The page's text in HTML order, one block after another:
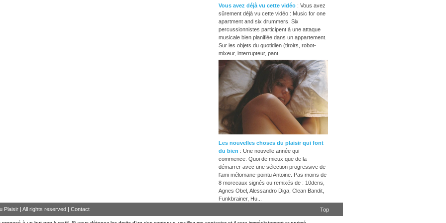
Vous avez déjà vu cette vidéo : Vous avez
sûrement déjà vu cette vidéo : Music for one
apartment and six drummers. Six
percussionnistes participent à une attaque
musicale bien planifiée dans un appartement.
Sur les objets du quotidien (tiroirs, robot-
mixeur, interrupteur, pant...
Les nouvelles choses du plaisir qui font
du bien : Une nouvelle année qui
commence. Quoi de mieux que de la
démarrer avec une sélection progressive de
l'ami mélomane-pointu Antoine. Pas moins de
8 morceaux signés ou remixés de : 10dens,
Agnes Obel, Alessandro Diga, Clean Bandit,
Funkbrainer, Hu...
Plaisir | All rights reserved | Contact Top